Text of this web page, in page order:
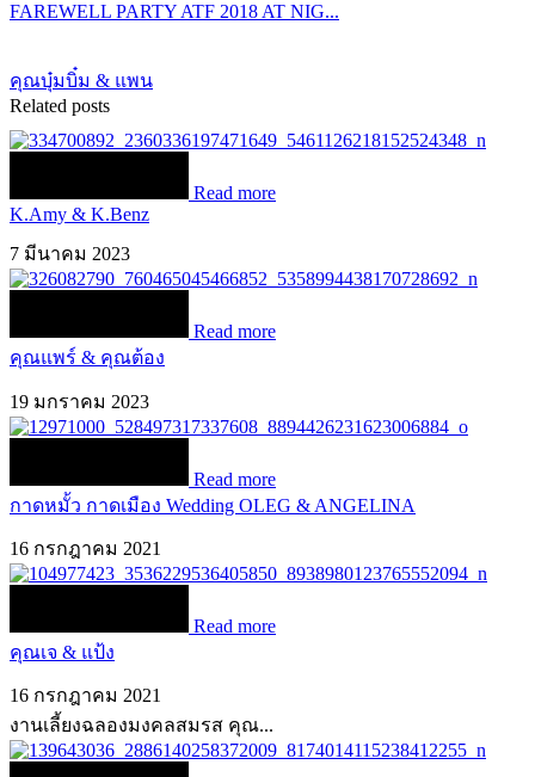
FAREWELL PARTY ATF 2018 AT NIG...
คุณบุ๋มบิ๋ม & แพน
Related posts
Read more
K.Amy & K.Benz
7 มีนาคม 2023
Read more
คุณแพร์ & คุณต้อง
19 มกราคม 2023
Read more
กาดหมั้ว กาดเมือง Wedding OLEG & ANGELINA
16 กรกฎาคม 2021
Read more
คุณเจ & แป้ง
16 กรกฎาคม 2021
งานเลี้ยงฉลองมงคลสมรส คุณ...